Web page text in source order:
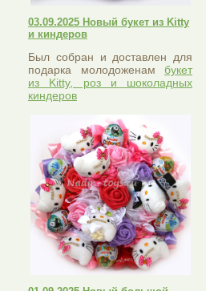
03.09.2025 Новый букет из Kitty
и киндеров
Был собран и доставлен для
подарка молодоженам букет
из Kitty, роз и шоколадных
киндеров